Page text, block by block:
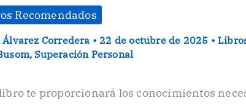
Recomendados
Álvarez Corredera • 22 de octubre de 2025 •
, Superación Personal
te proporcionará los conocimientos